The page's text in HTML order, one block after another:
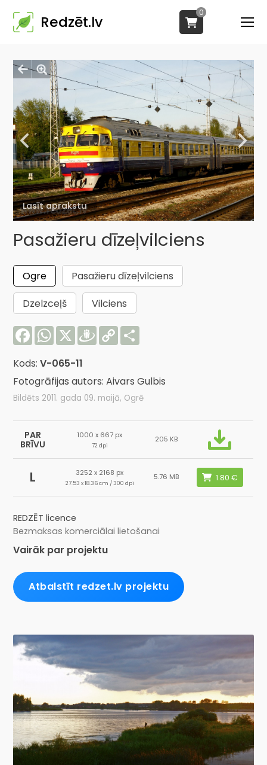
Redzēt.lv
0
Lasīt aprakstu
Pasažieru dīzeļvilciens
Ogre
Pasažieru dīzeļvilciens
Dzelzceļš
Vilciens
FacebookWhatsApp
X Draugiem
Copy
Link
Kods:V-065-11
Fotogrāfijas autors: Aivars Gulbis
Bildēts 2011. gada 09. maijā, Ogrē
PAR
BRĪVU
1000 x 667 px
72 dpi
205 KB
L 3252 x 2168 px
27.53 x 18.36 cm / 300 dpi
5.76 MB
REDZĒT licence
Bezmaksas komerciālai lietošanai
Vairāk par projektu
Atbalstīt redzet.lv projektu